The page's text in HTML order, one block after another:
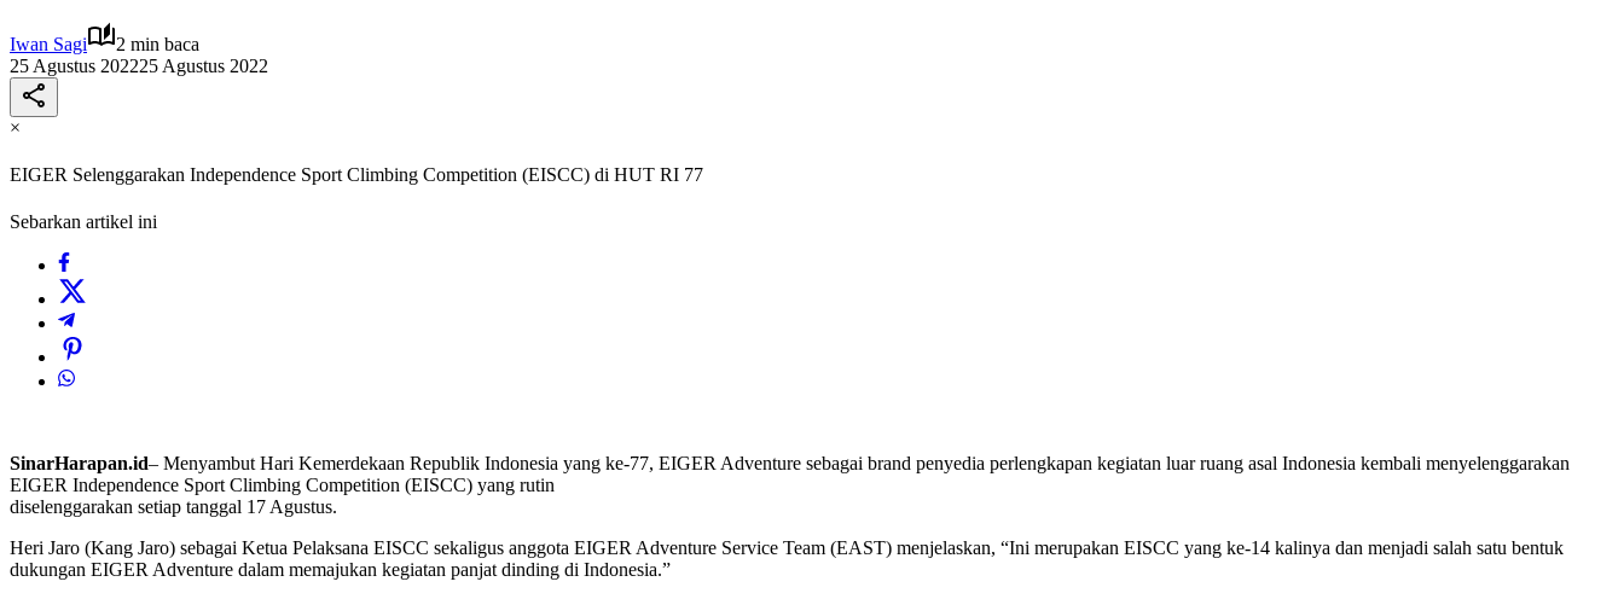
Iwan Sagi
2 min baca
25 Agustus 202225 Agustus 2022
×
EIGER Selenggarakan Independence Sport Climbing Competition (EISCC) di HUT RI 77
Sebarkan artikel ini
SinarHarapan.id– Menyambut Hari Kemerdekaan Republik Indonesia yang ke-77, EIGER Adventure sebagai brand penyedia perlengkapan kegiatan luar ruang asal Indonesia kembali menyelenggarakan
EIGER Independence Sport Climbing Competition (EISCC) yang rutin
diselenggarakan setiap tanggal 17 Agustus.
Heri Jaro (Kang Jaro) sebagai Ketua Pelaksana EISCC sekaligus anggota EIGER Adventure Service Team (EAST) menjelaskan, “Ini merupakan EISCC yang ke-14 kalinya dan menjadi salah satu bentuk
dukungan EIGER Adventure dalam memajukan kegiatan panjat dinding di Indonesia.”